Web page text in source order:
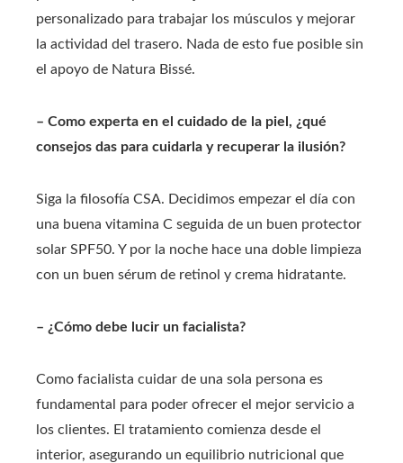
personalizado para trabajar los músculos y mejorar
la actividad del trasero. Nada de esto fue posible sin
el apoyo de Natura Bissé.
– Como experta en el cuidado de la piel, ¿qué
consejos das para cuidarla y recuperar la ilusión?
Siga la filosofía CSA. Decidimos empezar el día con
una buena vitamina C seguida de un buen protector
solar SPF50. Y por la noche hace una doble limpieza
con un buen sérum de retinol y crema hidratante.
– ¿Cómo debe lucir un facialista?
Como facialista cuidar de una sola persona es
fundamental para poder ofrecer el mejor servicio a
los clientes. El tratamiento comienza desde el
interior, asegurando un equilibrio nutricional que